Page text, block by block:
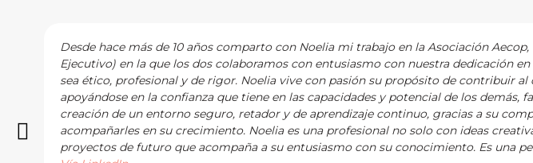
Desde hace más de 10 años comparto con Noelia mi trabajo en la Asociación
Ejecutivo) en la que los dos colaboramos con entusiasmo con nuestra dedicación
sea ético, profesional y de rigor. Noelia vive con pasión su propósito de contribuir al
apoyándose en la confianza que tiene en las capacidades y potencial de los demás,
creación de un entorno seguro, retador y de aprendizaje continuo, gracias a su
acompañarles en su crecimiento. Noelia es una profesional no solo con ideas
proyectos de futuro que acompaña a su entusiasmo con su conocimiento. Es una